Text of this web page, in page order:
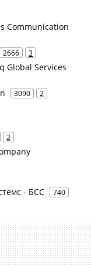
Communication
2666 3
Global Services
3090 2
2
- БСС
740